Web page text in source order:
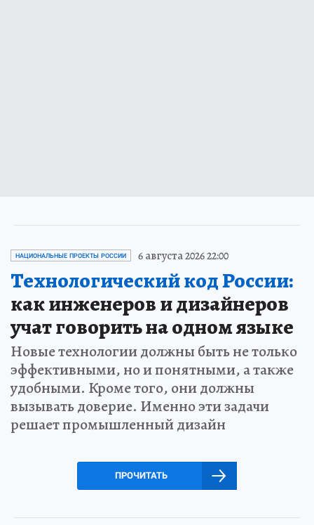
НАЦИОНАЛЬНЫЕ ПРОЕКТЫ РОССИИ 6 августа 2026 22:00
Технологический код России:
как инженеров и дизайнеров
учат говорить на одном языке
Новые технологии должны быть не только
эффективными, но и понятными, а также
удобными. Кроме того, они должны
вызывать доверие. Именно эти задачи
решает промышленный дизайн
ПРОЧИТАТЬ